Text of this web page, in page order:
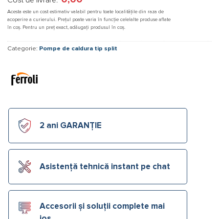
Acesta este un cost estimativ valabil pentru toate localitățile din raza de
acoperire a curierului. Prețul poate varia în funcție celelalte produse aflate
în coș. Pentru un preț exact, adăugați produsul în coș.
Categorie: Pompe de caldura tip split
2 ani GARANȚIE
Asistență tehnică instant pe chat
Accesorii și soluții complete mai